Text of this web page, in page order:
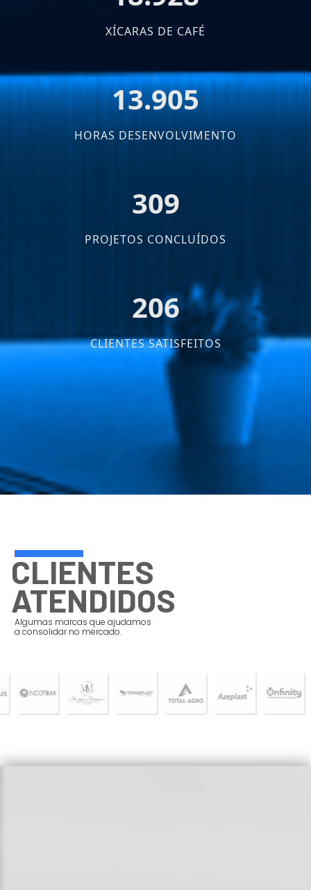
XÍCARAS DE CAFÉ
18.765
HORAS DESENVOLVIMENTO
417
PROJETOS CONCLUÍDOS
278
CLIENTES SATISFEITOS
CLIENTES
ATENDIDOS
Algumas marcas que ajudamos
a consolidar no mercado.